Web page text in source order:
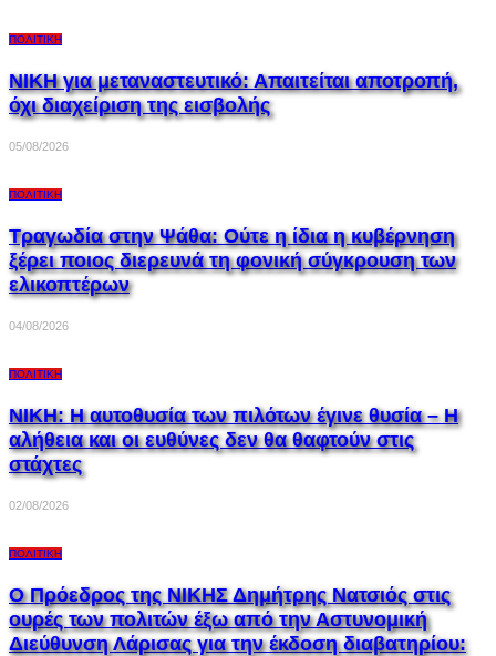
ΠΟΛΙΤΙΚΉ
ΝΙΚΗ για μεταναστευτικό: Απαιτείται αποτροπή,
όχι διαχείριση της εισβολής
05/08/2026
ΠΟΛΙΤΙΚΉ
Τραγωδία στην Ψάθα: Ούτε η ίδια η κυβέρνηση
ξέρει ποιος διερευνά τη φονική σύγκρουση των
ελικοπτέρων
04/08/2026
ΠΟΛΙΤΙΚΉ
ΝΙΚΗ: Η αυτοθυσία των πιλότων έγινε θυσία – Η
αλήθεια και οι ευθύνες δεν θα θαφτούν στις
στάχτες
02/08/2026
ΠΟΛΙΤΙΚΉ
Ο Πρόεδρος της ΝΙΚΗΣ Δημήτρης Νατσιός στις
ουρές των πολιτών έξω από την Αστυνομική
Διεύθυνση Λάρισας για την έκδοση διαβατηρίου: